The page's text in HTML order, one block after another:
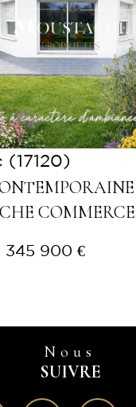
Voir le bien
(17120)
345 900 €
Nous
SUIVRE